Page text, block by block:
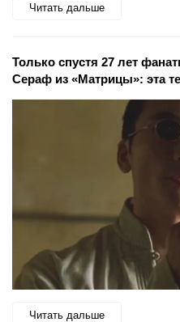
Читать дальше
Только спустя 27 лет
Сераф из «Матрицы»: эта
Читать дальше